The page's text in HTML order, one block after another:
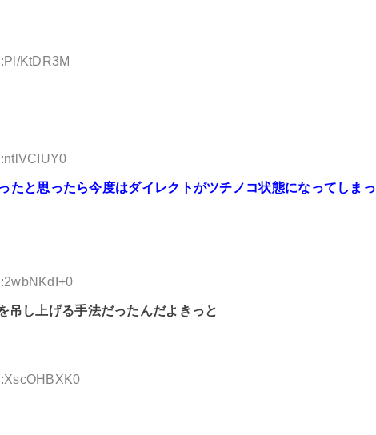
KtDR3M
たと思ったら今度はダイレクトがツチノコ状態になってしまっ
吊し上げる手法だったんだよきっと